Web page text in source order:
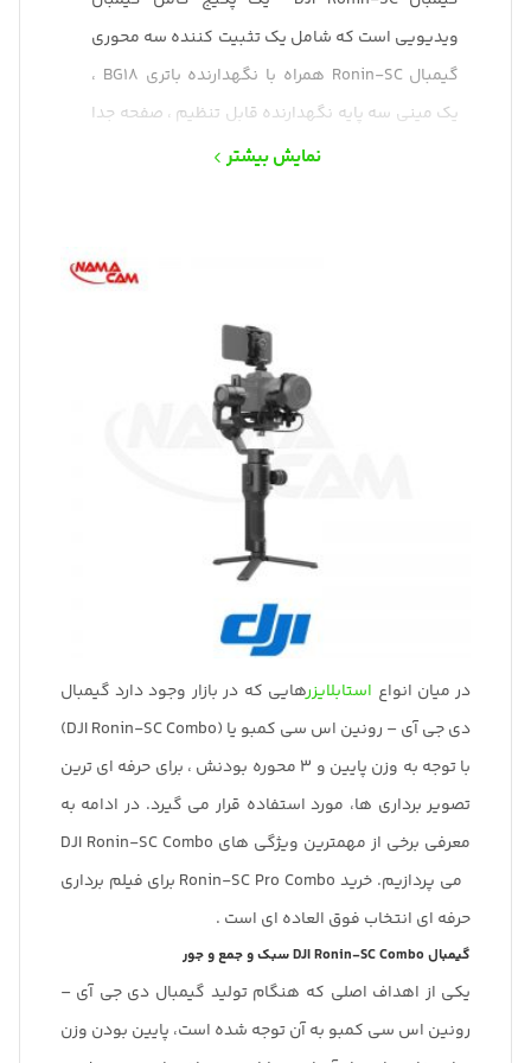
ویدیویی است که شامل یک تثبیت کننده سه محوري
گيمبال Ronin-SC همراه با نگهدارنده باتری BG18 ،
یک مینی سه پایه نگهدارنده قابل تنظيم ، صفحه جدا
کننده سريع دوربین، بالابر دوربین، موتور فوکوس با
نمایش بیشتر
در میان انواع استابلایزرهایی که در بازار وجود دارد گیمبال
دی جی آی – رونین اس سی کمبو یا (DJI Ronin-SC Combo)
با توجه به وزن پایین و 3 محوره بودنش ، برای حرفه ای ترین
تصویر برداری ها، مورد استفاده قرار می گیرد. در ادامه به
معرفی برخی از مهمترین ویژگی های DJI Ronin-SC Combo
می پردازیم. خرید Ronin-SC Pro Combo برای فیلم برداری
حرفه ای انتخاب فوق العاده ای است .
گیمبال DJI Ronin-SC Combo سبک و جمع و جور
یکی از اهداف اصلی که هنگام تولید گیمبال دی جی آی –
رونین اس سی کمبو به آن توجه شده است، پایین بودن وزن